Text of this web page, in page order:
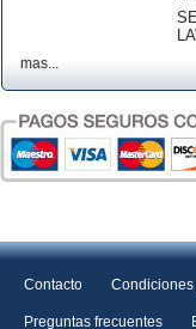
mas...
Contacto
Preguntas frecuentes